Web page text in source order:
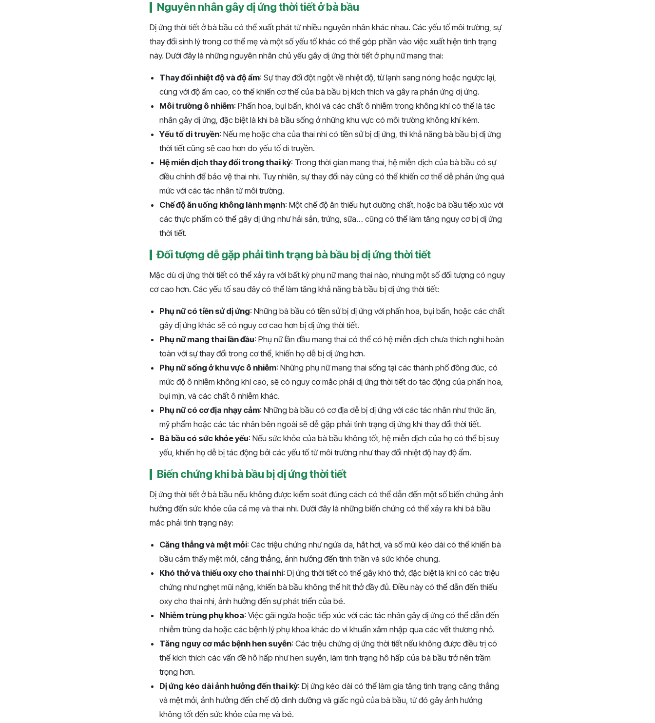
Nguyên nhân gây dị ứng thời tiết ở bà bầu
Dị ứng thời tiết ở bà bầu có thể xuất phát từ nhiều nguyên nhân khác nhau. Các yếu tố môi trường, sự
thay đổi sinh lý trong cơ thể mẹ và một số yếu tố khác có thể góp phần vào việc xuất hiện tình trạng
này. Dưới đây là những nguyên nhân chủ yếu gây dị ứng thời tiết ở phụ nữ mang thai:
Thay đổi nhiệt độ và độ ẩm: Sự thay đổi đột ngột về nhiệt độ, từ lạnh sang nóng hoặc ngược lại,
cùng với độ ẩm cao, có thể khiến cơ thể của bà bầu bị kích thích và gây ra phản ứng dị ứng.
Môi trường ô nhiễm: Phấn hoa, bụi bẩn, khói và các chất ô nhiễm trong không khí có thể là tác
nhân gây dị ứng, đặc biệt là khi bà bầu sống ở những khu vực có môi trường không khí kém.
Yếu tố di truyền: Nếu mẹ hoặc cha của thai nhi có tiền sử bị dị ứng, thì khả năng bà bầu bị dị ứng
thời tiết cũng sẽ cao hơn do yếu tố di truyền.
Hệ miễn dịch thay đổi trong thai kỳ: Trong thời gian mang thai, hệ miễn dịch của bà bầu có sự
điều chỉnh để bảo vệ thai nhi. Tuy nhiên, sự thay đổi này cũng có thể khiến cơ thể dễ phản ứng quá
mức với các tác nhân từ môi trường.
Chế độ ăn uống không lành mạnh: Một chế độ ăn thiếu hụt dưỡng chất, hoặc bà bầu tiếp xúc với
các thực phẩm có thể gây dị ứng như hải sản, trứng, sữa… cũng có thể làm tăng nguy cơ bị dị ứng
thời tiết.
Đối tượng dễ gặp phải tình trạng bà bầu bị dị ứng thời tiết
Mặc dù dị ứng thời tiết có thể xảy ra với bất kỳ phụ nữ mang thai nào, nhưng một số đối tượng có nguy
cơ cao hơn. Các yếu tố sau đây có thể làm tăng khả năng bà bầu bị dị ứng thời tiết:
Phụ nữ có tiền sử dị ứng: Những bà bầu có tiền sử bị dị ứng với phấn hoa, bụi bẩn, hoặc các chất
gây dị ứng khác sẽ có nguy cơ cao hơn bị dị ứng thời tiết.
Phụ nữ mang thai lần đầu: Phụ nữ lần đầu mang thai có thể có hệ miễn dịch chưa thích nghi hoàn
toàn với sự thay đổi trong cơ thể, khiến họ dễ bị dị ứng hơn.
Phụ nữ sống ở khu vực ô nhiễm: Những phụ nữ mang thai sống tại các thành phố đông đúc, có
mức độ ô nhiễm không khí cao, sẽ có nguy cơ mắc phải dị ứng thời tiết do tác động của phấn hoa,
bụi mịn, và các chất ô nhiễm khác.
Phụ nữ có cơ địa nhạy cảm: Những bà bầu có cơ địa dễ bị dị ứng với các tác nhân như thức ăn,
mỹ phẩm hoặc các tác nhân bên ngoài sẽ dễ gặp phải tình trạng dị ứng khi thay đổi thời tiết.
Bà bầu có sức khỏe yếu: Nếu sức khỏe của bà bầu không tốt, hệ miễn dịch của họ có thể bị suy
yếu, khiến họ dễ bị tác động bởi các yếu tố từ môi trường như thay đổi nhiệt độ hay độ ẩm.
Biến chứng khi bà bầu bị dị ứng thời tiết
Dị ứng thời tiết ở bà bầu nếu không được kiểm soát đúng cách có thể dẫn đến một số biến chứng ảnh
hưởng đến sức khỏe của cả mẹ và thai nhi. Dưới đây là những biến chứng có thể xảy ra khi bà bầu
mắc phải tình trạng này:
Căng thẳng và mệt mỏi: Các triệu chứng như ngứa da, hắt hơi, và sổ mũi kéo dài có thể khiến bà
bầu cảm thấy mệt mỏi, căng thẳng, ảnh hưởng đến tinh thần và sức khỏe chung.
Khó thở và thiếu oxy cho thai nhi: Dị ứng thời tiết có thể gây khó thở, đặc biệt là khi có các triệu
chứng như nghẹt mũi nặng, khiến bà bầu không thể hít thở đầy đủ. Điều này có thể dẫn đến thiếu
oxy cho thai nhi, ảnh hưởng đến sự phát triển của bé.
Nhiễm trùng phụ khoa: Việc gãi ngứa hoặc tiếp xúc với các tác nhân gây dị ứng có thể dẫn đến
nhiễm trùng da hoặc các bệnh lý phụ khoa khác do vi khuẩn xâm nhập qua các vết thương nhỏ.
Tăng nguy cơ mắc bệnh hen suyễn: Các triệu chứng dị ứng thời tiết nếu không được điều trị có
thể kích thích các vấn đề hô hấp như hen suyễn, làm tình trạng hô hấp của bà bầu trở nên trầm
trọng hơn.
Dị ứng kéo dài ảnh hưởng đến thai kỳ: Dị ứng kéo dài có thể làm gia tăng tình trạng căng thẳng
và mệt mỏi, ảnh hưởng đến chế độ dinh dưỡng và giấc ngủ của bà bầu, từ đó gây ảnh hưởng
không tốt đến sức khỏe của mẹ và bé.